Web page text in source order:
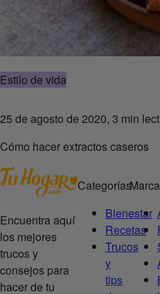
Estilo de vida
25 de agosto de 2020, 3 min
Cómo hacer extractos caseros
Encuentra aquí
los mejores
trucos y
consejos para
hacer de tu
Categorías
Bienestar
Recetas
Trucos
y
tips